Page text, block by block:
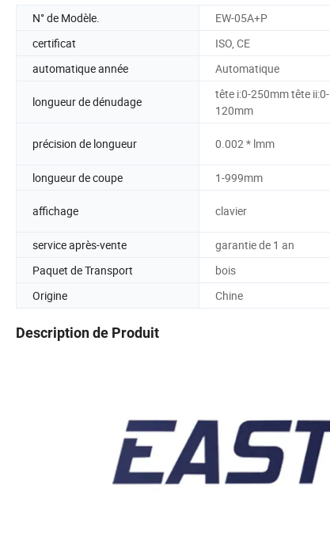
N° de Modèle. EW-05A+P
certificat
ISO, CE
automatique année
Automatique
longueur de dénudage
tête i:0-250mm tête ii:0-
120mm
précision de longueur 0.002 * lmm
longueur de coupe
1-999mm
affichage clavier
service après-vente
garantie de 1 an
Paquet de Transport
bois
Origine
Chine
Description de Produit